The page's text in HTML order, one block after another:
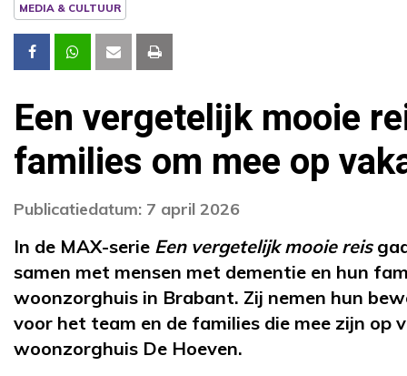
MEDIA & CULTUUR
Een vergetelijk mooie
families om mee op
Publicatiedatum: 7 april 2026
In de MAX-serie Een vergetelijk mooie reis
samen met mensen met dementie en hun
woonzorghuis in Brabant. Zij nemen hun
voor het team en de families die mee zijn op
woonzorghuis De Hoeven.